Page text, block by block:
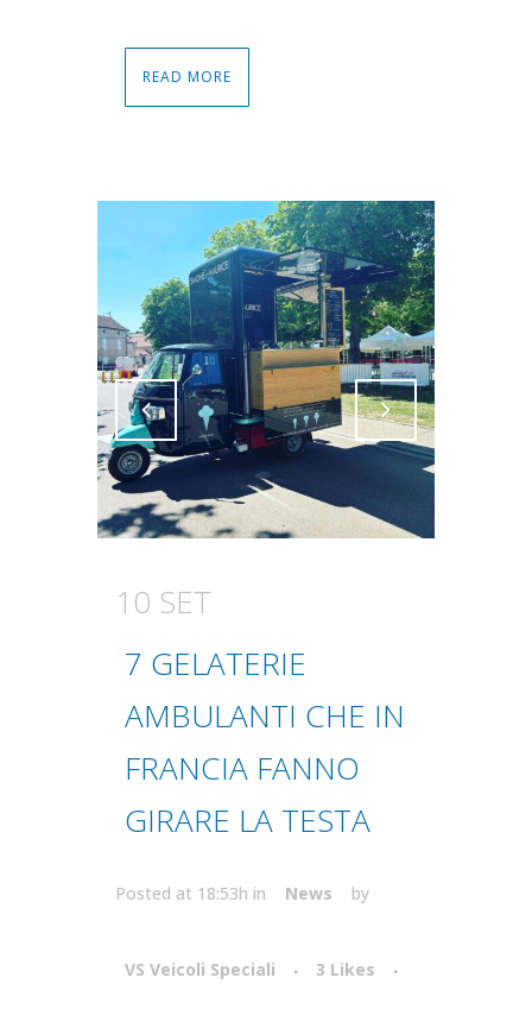
READ MORE
Attiva comando Attiva comando
10 SET
7 GELATERIE
AMBULANTI CHE IN
FRANCIA FANNO
GIRARE LA TESTA
Posted at 18:53h in News by
VS Veicoli Speciali 3 Likes